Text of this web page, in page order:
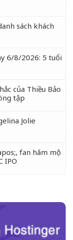
sách khách
6/8/2026: 5 tuổi
của Thiều Bảo
tập
Jolie
fan hâm mộ
IPO